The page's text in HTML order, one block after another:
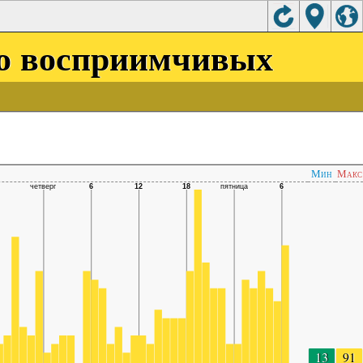
восприимчивых
Мин Макс
13 91